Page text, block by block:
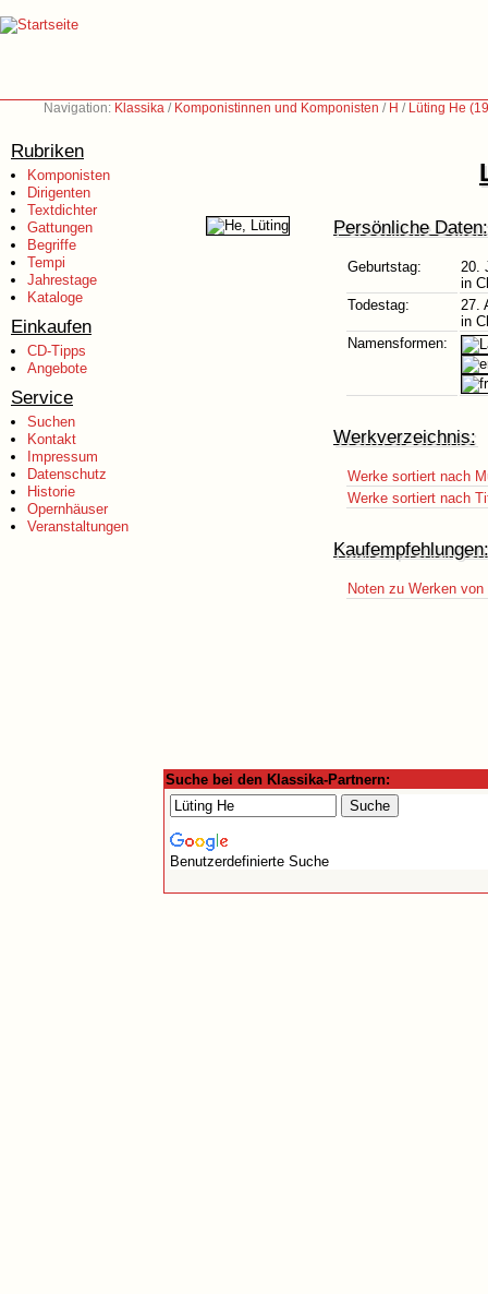
Navigation: Klassika / Komponistinnen und Komponisten / H / Lüting He
Rubriken
Komponisten
Dirigenten
Textdichter
Gattungen
Begriffe
Tempi
Jahrestage
Kataloge
Einkaufen
CD-Tipps
Angebote
Service
Suchen
Kontakt
Impressum
Datenschutz
Historie
Opernhäuser
Veranstaltungen
Persönliche Daten:
Geburtstag:
20.
in
Todestag:
27.
in
Namensformen:
Werkverzeichnis:
Werke sortiert nach
Werke sortiert nach
Kaufempfehlungen:
Noten zu Werken
Suche bei den Klassika-Partnern:
Benutzerdefinierte Suche